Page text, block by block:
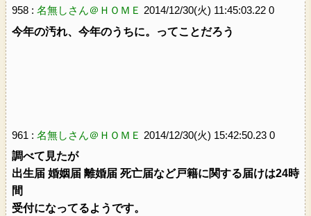
958 : 名無しさん＠ＨＯＭＥ 2014/12/30(火) 11:45:03.22 0
今年の汚れ、今年のうちに。ってことだろう
961 : 名無しさん＠ＨＯＭＥ 2014/12/30(火) 15:42:50.23 0
調べて見たが
出生届 婚姻届 離婚届 死亡届など戸籍に関する届けは24時
間
受付になってるようです。